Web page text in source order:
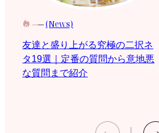
(News)
友達と盛り上がる究極の二択ネ
タ19選｜定番の質問から意地悪
な質問まで紹介